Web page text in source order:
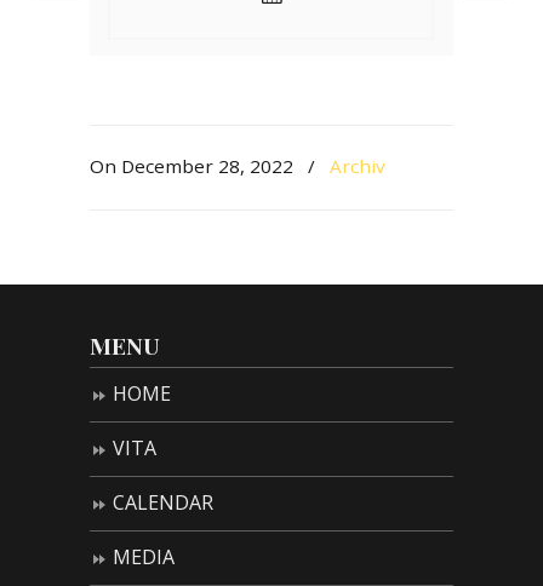
On December 28, 2022 / Archiv
MENU
HOME
VITA
CALENDAR
MEDIA